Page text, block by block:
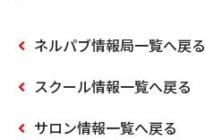
ネルパブ情報局一覧へ戻る
スクール情報一覧へ戻る
サロン情報一覧へ戻る